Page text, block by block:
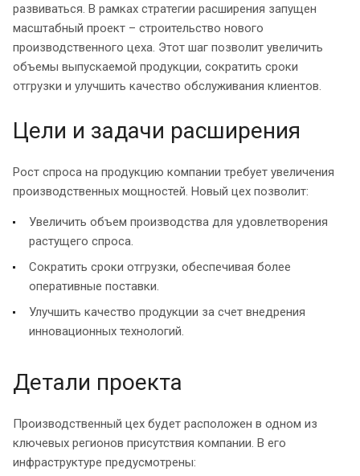
развиваться. В рамках стратегии расширения запущен
масштабный проект – строительство нового
производственного цеха. Этот шаг позволит увеличить
объемы выпускаемой продукции, сократить сроки
отгрузки и улучшить качество обслуживания клиентов.
Цели и задачи расширения
Рост спроса на продукцию компании требует увеличения
производственных мощностей. Новый цех позволит:
Увеличить объем производства для удовлетворения
растущего спроса.
Сократить сроки отгрузки, обеспечивая более
оперативные поставки.
Улучшить качество продукции за счет внедрения
инновационных технологий.
Детали проекта
Производственный цех будет расположен в одном из
ключевых регионов присутствия компании. В его
инфраструктуре предусмотрены: